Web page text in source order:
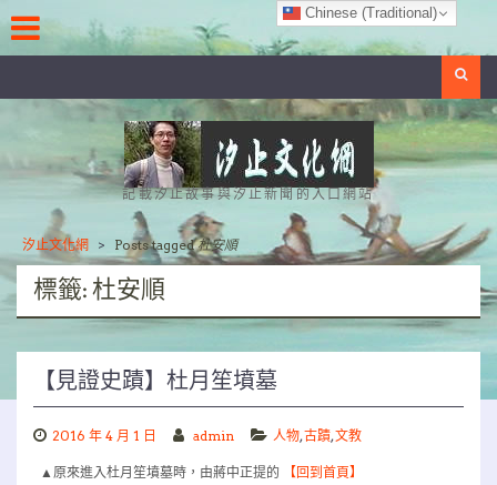
to
content
記載汐止故事與汐止新聞的入口網站
汐止文化網 > Posts tagged杜安順
標籤: 杜安順
【見證史蹟】杜月笙墳墓
2016 年 4 月 1 日 admin 人物,古蹟,文教
▲原來進入杜月笙墳墓時，由蔣中正提的 【回到首頁】
Chinese (Traditional)